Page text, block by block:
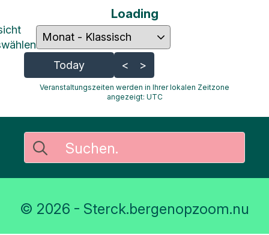
Sie zur
Toilette
Optionen..
klicke auf
Kalender überspringen
Loading - current view is
Loading
Today
< >
Veranstaltungszeiten werden in Ihrer lokalen Zeitzone
angezeigt: UTC
Suche
nach:
© 2026 - Sterck.bergenopzoom.nu